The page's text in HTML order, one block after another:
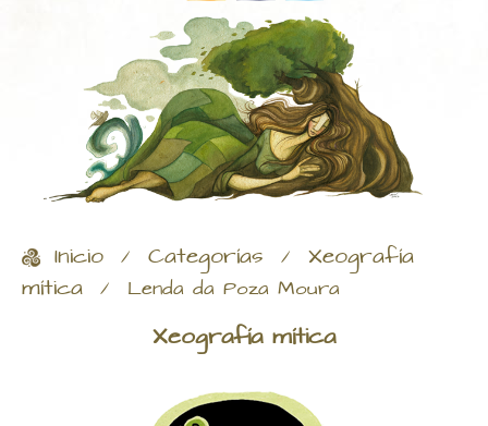
Inicio / Categorías / Xeografía
mítica / Lenda da Poza Moura
Xeografía mítica